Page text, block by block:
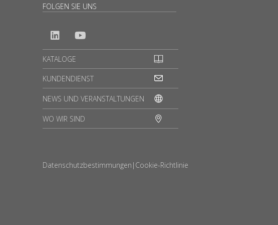
FOLGEN SIE UNS
KATALOGE
KUNDENDIENST
NEWS UND VERANSTALTUNGEN
WO WIR SIND
Datenschutzbestimmungen | Cookie-Richtlinie